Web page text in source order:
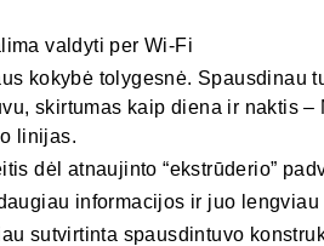
valdyti per Wi-Fi
kokybė tolygesnė. Spausdinau
skirtumas kaip diena ir naktis
linijas.
dėl atnaujinto “ekstrūderio”
informacijos ir juo
sutvirtinta spausdintuvo